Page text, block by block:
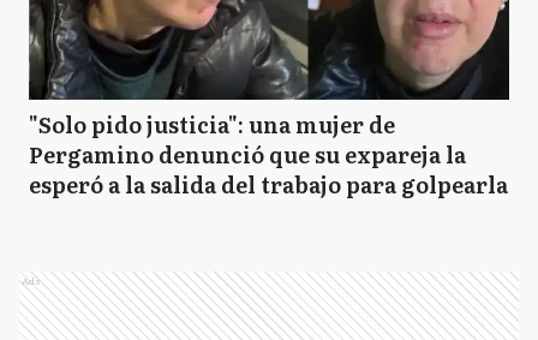
"Solo pido justicia": una mujer de
Pergamino denunció que su expareja la
esperó a la salida del trabajo para golpearla
Ads